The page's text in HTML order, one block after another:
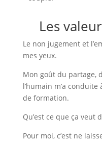
Les
Le non jugement et
mes yeux.
Mon goût du partage,
l’humain m’a
de formation.
Qu’est ce que ça veut
Pour moi, c’est ne